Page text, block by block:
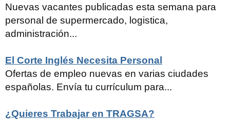
Nuevas vacantes publicadas esta semana para
personal de supermercado, logistica,
administración...
El Corte Inglés Necesita Personal
Ofertas de empleo nuevas en varias ciudades
españolas. Envía tu currículum para...
¿Quieres Trabajar en TRAGSA?